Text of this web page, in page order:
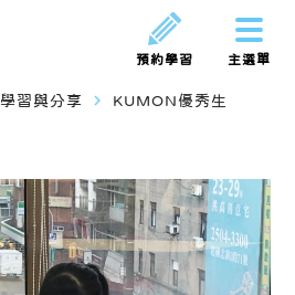
主選單
預約學習
學習與分享 navigate_next KUMON優秀生